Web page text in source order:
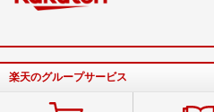
楽天のグループサービス